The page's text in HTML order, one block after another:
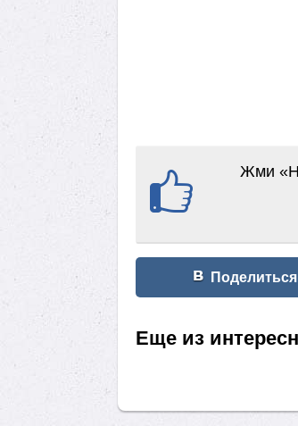
Жми
Еще из